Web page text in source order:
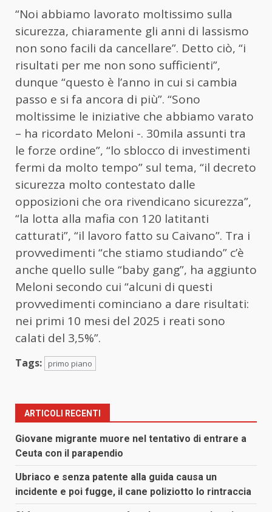
“Noi abbiamo lavorato moltissimo sulla
sicurezza, chiaramente gli anni di lassismo
non sono facili da cancellare”. Detto ciò, “i
risultati per me non sono sufficienti”,
dunque “questo è l’anno in cui si cambia
passo e si fa ancora di più”. “Sono
moltissime le iniziative che abbiamo varato
– ha ricordato Meloni -. 30mila assunti tra
le forze ordine”, “lo sblocco di investimenti
fermi da molto tempo” sul tema, “il decreto
sicurezza molto contestato dalle
opposizioni che ora rivendicano sicurezza”,
“la lotta alla mafia con 120 latitanti
catturati”, “il lavoro fatto su Caivano”. Tra i
provvedimenti “che stiamo studiando” c’è
anche quello sulle “baby gang”, ha aggiunto
Meloni secondo cui “alcuni di questi
provvedimenti cominciano a dare risultati:
nei primi 10 mesi del 2025 i reati sono
calati del 3,5%”.
Tags: primo piano
ARTICOLI RECENTI
Giovane migrante muore nel tentativo di entrare a
Ceuta con il parapendio
Ubriaco e senza patente alla guida causa un
incidente e poi fugge, il cane poliziotto lo rintraccia